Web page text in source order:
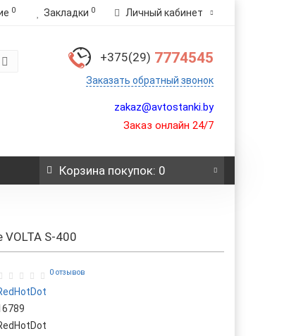
0 Закладки 0 Личный кабинет
+375(29) 7774545
Заказать обратный звонок
zakaz@avtostanki.by
Заказ онлайн 24/7
Корзинапокупок: 0
S-400
0 отзывов